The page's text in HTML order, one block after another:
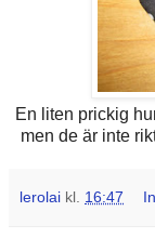
En liten prickig
men de är inte
lerolai kl. 16:47